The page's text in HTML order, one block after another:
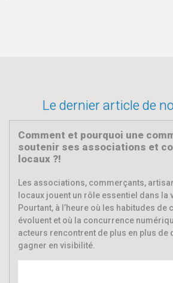
Le dernier article de
Comment et pourquoi une
soutenir ses associations et
locaux ?!
Les associations, commerçants,
locaux jouent un rôle essentiel dans la
Pourtant, à l’heure où les habitudes de
évoluent et où la concurrence
acteurs rencontrent de plus en plus de
gagner en visibilité.